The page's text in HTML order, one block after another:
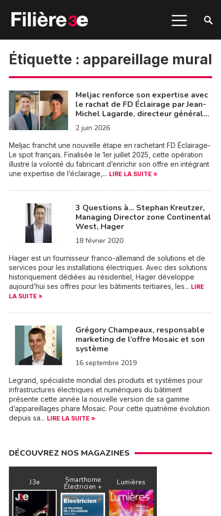
Étiquette : appareillage mural
Meljac renforce son expertise avec
le rachat de FD Éclairage par Jean-
Michel Lagarde, directeur général…
2 juin 2026
Meljac franchit une nouvelle étape en rachetant FD Éclairage-
Le spot français. Finalisée le 1er juillet 2025, cette opération
illustre la volonté du fabricant d’enrichir son offre en intégrant
une expertise de l’éclairage,... LIRE LA SUITE »
3 Questions à… Stephan Kreutzer,
Managing Director zone Continental
West, Hager
18 février 2020
Hager est un fournisseur franco-allemand de solutions et de
services pour les installations électriques. Avec des solutions
historiquement dédiées au résidentiel, Hager développe
aujourd’hui ses offres pour les bâtiments tertiaires, les... LIRE
LA SUITE »
Grégory Champeaux, responsable
marketing de l’offre Mosaic et son
système
16 septembre 2019
Legrand, spécialiste mondial des produits et systèmes pour
infrastructures électriques et numériques du bâtiment
présente cette année la nouvelle version de sa gamme
d’appareillages phare Mosaic. Pour cette quatrième évolution
depuis sa... LIRE LA SUITE »
DÉCOUVREZ NOS MAGAZINES
J3e Smarthome
Électricien + Lumières